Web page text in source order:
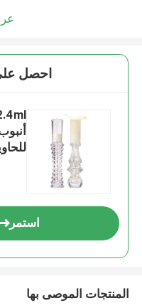
احصل
استمر
المنتجات الموصى بها